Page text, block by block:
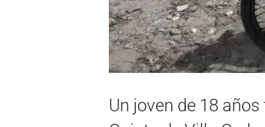
Un joven de 18